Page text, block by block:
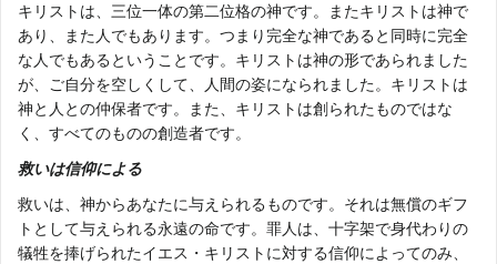
キリストは、三位一体の第二位格の神です。またキリストは神で
あり、また人でもあります。つまり完全な神であると同時に完全
な人でもあるということです。キリストは神の形であられました
が、ご自分を空しくして、人間の姿になられました。キリストは
神と人との仲保者です。また、キリストは創られたものではな
く、すべてのものの創造者です。
救いは信仰による
救いは、神からあなたに与えられるものです。それは無償のギフ
トとして与えられる永遠の命です。罪人は、十字架で身代わりの
犠牲を捧げられたイエス・キリストに対する信仰によってのみ、